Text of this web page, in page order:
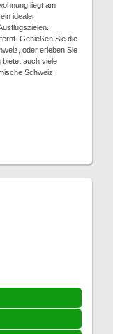
liegt am
idealer
Genießen Sie die
oder erleben Sie
bietet auch viele
Schweiz.